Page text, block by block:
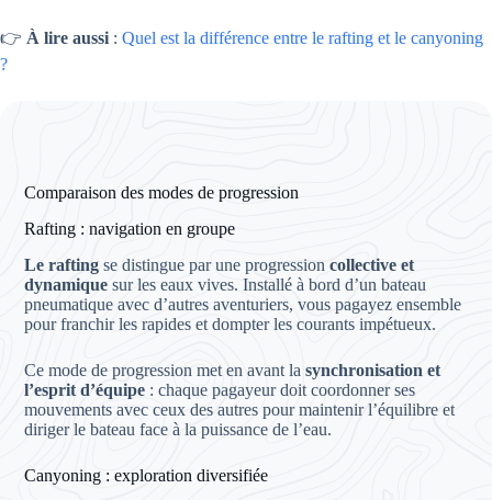
👉 À lire aussi : Quel est la différence entre le rafting et le canyoning
?
Comparaison des modes de progression
Rafting : navigation en groupe
Le rafting se distingue par une progressioncollective et
dynamique sur les eaux vives. Installé à bord d’un bateau
pneumatique avec d’autres aventuriers, vous pagayez ensemble
pour franchir les rapides et dompter les courants impétueux.
Ce mode de progression met en avant lasynchronisation et
l’esprit d’équipe : chaque pagayeur doit coordonner ses
mouvements avec ceux des autres pour maintenir l’équilibre et
diriger le bateau face à la puissance de l’eau.
Canyoning : exploration diversifiée